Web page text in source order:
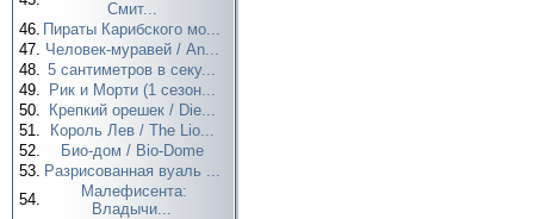
Смит...
46. Пираты Карибского мо...
47. Человек-муравей / An...
48. 5 сантиметров в секу...
49.
Рик и Морти (1 сезон...
50.
Крепкий орешек / Die...
51.
Король Лев / The Lio...
52.
Био-дом / Bio-Dome
53. Разрисованная вуаль ...
54.
Малефисента:
Владычи...